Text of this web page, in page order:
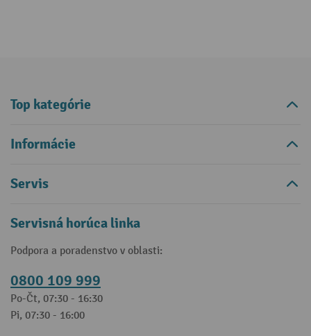
Top kategórie
Informácie
Servis
Servisná horúca linka
Podpora a poradenstvo v oblasti:
0800 109 999
Po-Čt, 07:30 - 16:30
Pi, 07:30 - 16:00